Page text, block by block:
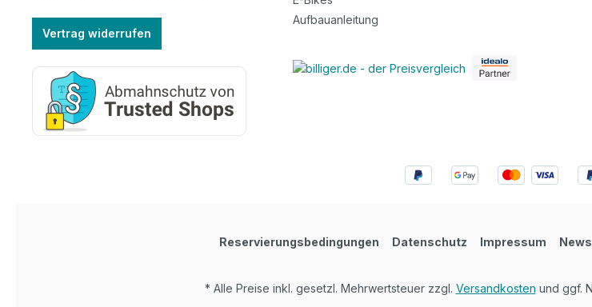
Vertrag widerrufen
Aufbauanleitung
Reservierungsbedingungen Datenschutz Impressum
* Alle Preise inkl. gesetzl. Mehrwertsteuer zzgl. Versandkosten und ggf.